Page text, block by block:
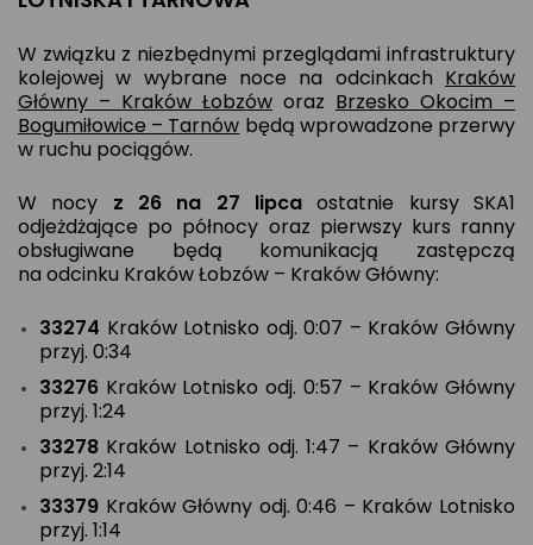
W związku z niezbędnymi przeglądami infrastruktury
kolejowej w wybrane noce na odcinkach Kraków
Główny – Kraków Łobzów oraz Brzesko Okocim –
Bogumiłowice – Tarnów będą wprowadzone przerwy
w ruchu pociągów.
W nocy z 26 na 27 lipca ostatnie kursy SKA1
odjeżdżające po północy oraz pierwszy kurs ranny
obsługiwane będą komunikacją zastępczą
na odcinku Kraków Łobzów – Kraków Główny:
33274 Kraków Lotnisko odj. 0:07 – Kraków Główny
przyj. 0:34
33276 Kraków Lotnisko odj. 0:57 – Kraków Główny
przyj. 1:24
33278 Kraków Lotnisko odj. 1:47 – Kraków Główny
przyj. 2:14
33379 Kraków Główny odj. 0:46 – Kraków Lotnisko
przyj. 1:14